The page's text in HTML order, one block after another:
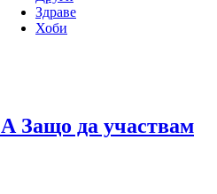
Здраве
Хоби
да участвам